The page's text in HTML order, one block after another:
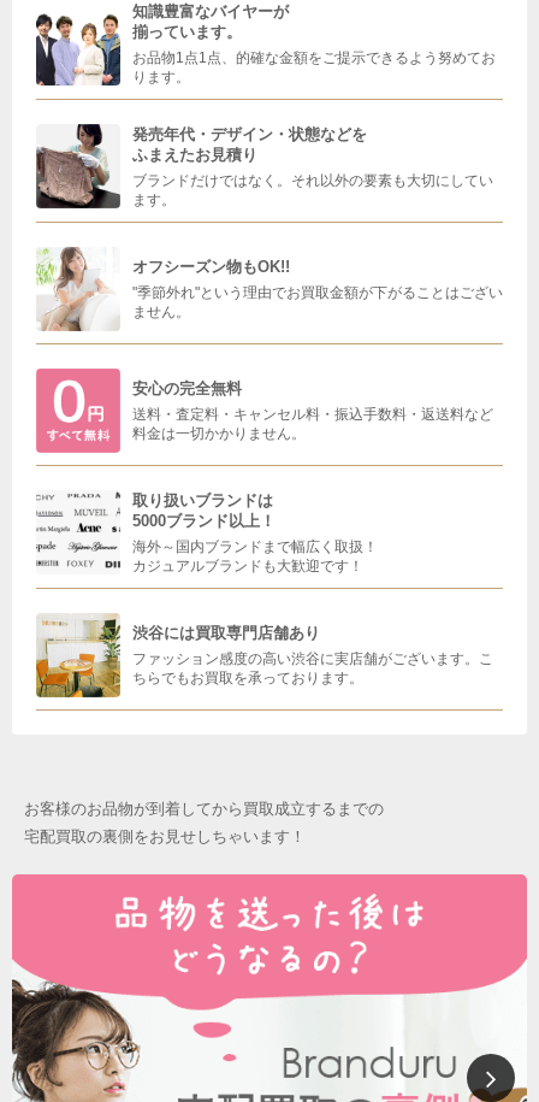
知識豊富なバイヤーが
揃っています。
お品物1点1点、的確な金額をご提示できるよう努めてお
ります。
発売年代・デザイン・状態などを
ふまえたお見積り
ブランドだけではなく。それ以外の要素も大切にしてい
ます。
オフシーズン物もOK!!
"季節外れ"という理由でお買取金額が下がることはござい
ません。
安心の完全無料
送料・査定料・キャンセル料・振込手数料・返送料など
料金は一切かかりません。
取り扱いブランドは
5000ブランド以上！
海外～国内ブランドまで幅広く取扱！
カジュアルブランドも大歓迎です！
渋谷には買取専門店舗あり
ファッション感度の高い渋谷に実店舗がございます。こ
ちらでもお買取を承っております。
お客様のお品物が到着してから買取成立するまでの
宅配買取の裏側をお見せしちゃいます！